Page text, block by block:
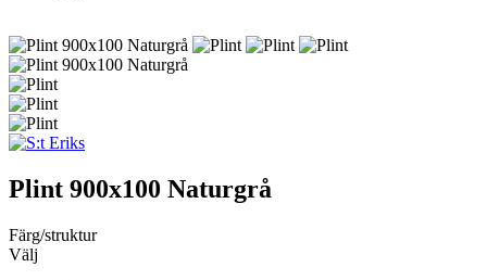
Plint 900x100 Naturgrå
Färg/struktur
Välj